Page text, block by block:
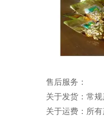
售后服务：
关于发货：常
关于运费：所